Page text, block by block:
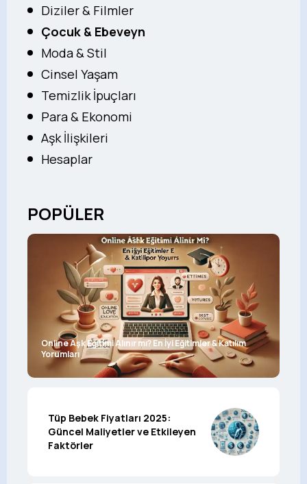
Diziler & Filmler
Çocuk & Ebeveyn
Moda & Stil
Cinsel Yaşam
Temizlik İpuçları
Para & Ekonomi
Aşk İlişkileri
Hesaplar
POPÜLER
Online Aşk Eğitimi Alınır mı? En İyi Eğitimler & Katılım
Yorumları
Tüp Bebek Fiyatları 2025:
Güncel Maliyetler ve Etkileyen
Faktörler